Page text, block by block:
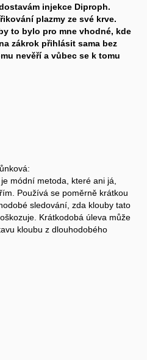
injekce Diproph.
plazmy ze své krve.
to bylo pro mne vhodné, kde
zákrok přihlásit sama bez
nevěří a vůbec se k tomu
módní metoda, které ani já,
Používá se poměrně krátkou
sledování, zda klouby tato
Krátkodobá úleva může
kloubu z dlouhodobého